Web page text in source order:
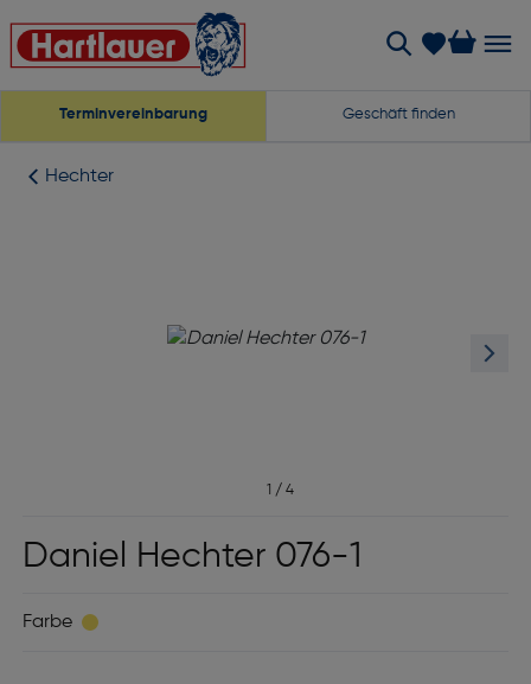
Terminvereinbarung Geschäft finden
Hechter
1 / 4
Daniel Hechter 076-1
Farbe